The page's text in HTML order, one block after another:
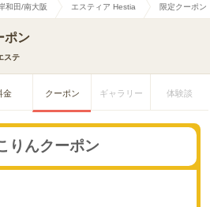
和田/南大阪 エスティア Hestia 限定クーポン
ポン
ステ
金 クーポン ギャラリー 体験談
りんクーポン